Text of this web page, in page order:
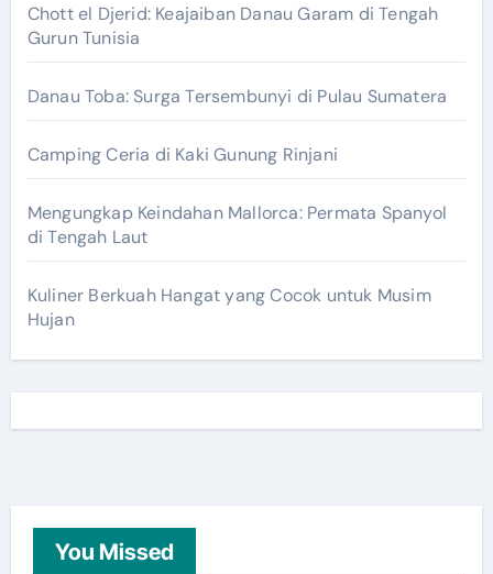
Chott el Djerid: Keajaiban Danau Garam di Tengah
Gurun Tunisia
Danau Toba: Surga Tersembunyi di Pulau Sumatera
Camping Ceria di Kaki Gunung Rinjani
Mengungkap Keindahan Mallorca: Permata Spanyol
di Tengah Laut
Kuliner Berkuah Hangat yang Cocok untuk Musim
Hujan
You Missed